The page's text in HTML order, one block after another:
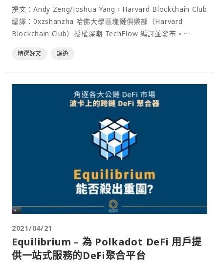
撰文：Andy Zeng/Joshua Yang，Harvard Blockchain Club
編譯：0xzshanzha 哈佛大學區塊鏈俱樂部（Harvard
Blockchain Club）授權深潮 TechFlow 編譯並發布。⋯
精選好文 鏈遊
2021/04/21
Equilibrium – 為 Polkadot DeFi 用戶提
供一站式服務的DeFi聚合平台